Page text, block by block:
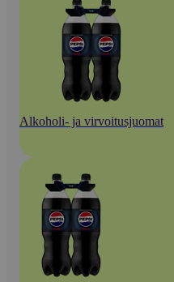
Alkoholi- ja virvoitusjuomat